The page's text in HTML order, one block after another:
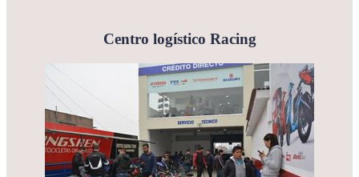
Centro logístico Racing